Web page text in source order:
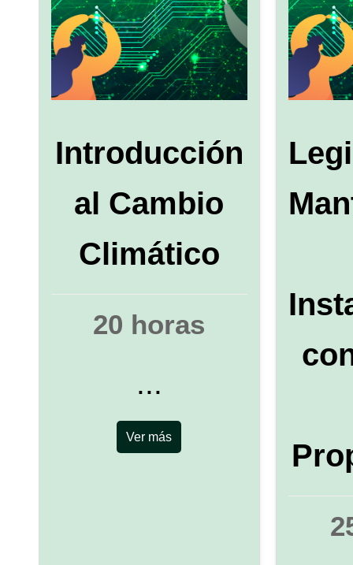
Introducción
al Cambio
Climático
20 horas
...
Ver más